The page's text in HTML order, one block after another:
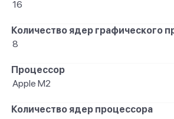
16
Количество ядер графического
8
Процессор
Apple M2
Количество ядер процессора